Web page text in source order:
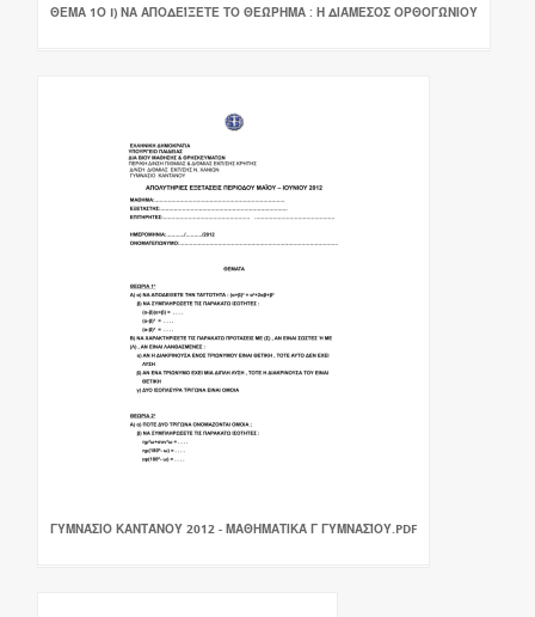
ΘΕΜΑ 1Ο I) ΝΑ ΑΠΟΔΕΊΞΕΤΕ ΤΟ ΘΕΏΡΗΜΑ : Η ΔΙΆΜΕΣΟΣ ΟΡΘΟΓΏΝΙΟΥ
ΓΥΜΝΆΣΙΟ ΚΑΝΤΆΝΟΥ 2012 - ΜΑΘΗΜΑΤΙΚΆ Γ ΓΥΜΝΑΣΊΟΥ.PDF